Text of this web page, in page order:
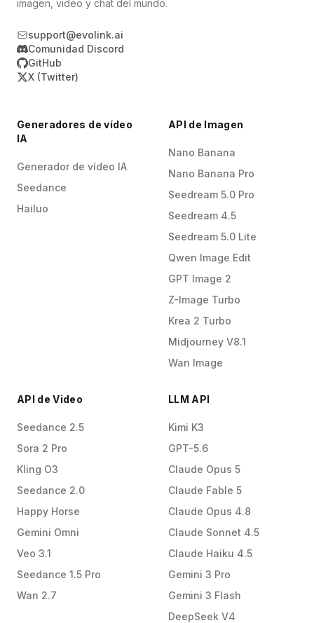
imagen, video y chat del mundo.
support@evolink.ai
Comunidad Discord
GitHub
X (Twitter)
Generadores de vídeo
IA
Generador de vídeo IA
Seedance
Hailuo
API de Imagen
Nano Banana
Nano Banana Pro
Seedream 5.0 Pro
Seedream 4.5
Seedream 5.0 Lite
Qwen Image Edit
GPT Image 2
Z-Image Turbo
Krea 2 Turbo
Midjourney V8.1
Wan Image
API de Video
Seedance 2.5
Sora 2 Pro
Kling O3
Seedance 2.0
Happy Horse
Gemini Omni
Veo 3.1
Seedance 1.5 Pro
Wan 2.7
LLM API
Kimi K3
GPT-5.6
Claude Opus 5
Claude Fable 5
Claude Opus 4.8
Claude Sonnet 4.5
Claude Haiku 4.5
Gemini 3 Pro
Gemini 3 Flash
DeepSeek V4